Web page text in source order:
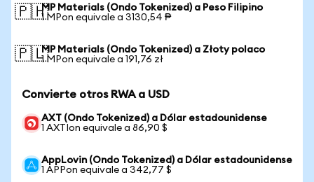
🇵🇭MP Materials (Ondo Tokenized) a Peso Filipino
1 MPon equivale a 3130,54 ₱
🇵🇱MP Materials (Ondo Tokenized) a Złoty polaco
1 MPon equivale a 191,76 zł
Convierte otros RWA a USD
AXT (Ondo Tokenized) a Dólar estadounidense
1 AXTIon equivale a 86,90 $
AppLovin (Ondo Tokenized) a Dólar estadounidense
1 APPon equivale a 342,77 $